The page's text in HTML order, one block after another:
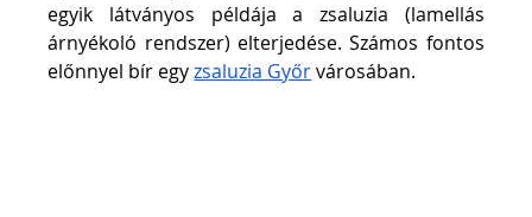
egyik látványos példája a zsaluzia (lamellás
árnyékoló rendszer) elterjedése. Számos fontos
előnnyel bír egy zsaluzia Győr városában.